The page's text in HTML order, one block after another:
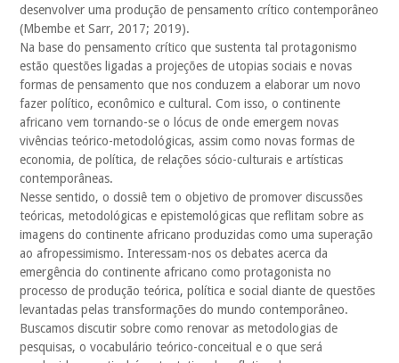
desenvolver uma produção de pensamento crítico contemporâneo
(Mbembe et Sarr, 2017; 2019).
Na base do pensamento crítico que sustenta tal protagonismo
estão questões ligadas a projeções de utopias sociais e novas
formas de pensamento que nos conduzem a elaborar um novo
fazer político, econômico e cultural. Com isso, o continente
africano vem tornando-se o lócus de onde emergem novas
vivências teórico-metodológicas, assim como novas formas de
economia, de política, de relações sócio-culturais e artísticas
contemporâneas.
Nesse sentido, o dossiê tem o objetivo de promover discussões
teóricas, metodológicas e epistemológicas que reflitam sobre as
imagens do continente africano produzidas como uma superação
ao afropessimismo. Interessam-nos os debates acerca da
emergência do continente africano como protagonista no
processo de produção teórica, política e social diante de questões
levantadas pelas transformações do mundo contemporâneo.
Buscamos discutir sobre como renovar as metodologias de
pesquisas, o vocabulário teórico-conceitual e o que será